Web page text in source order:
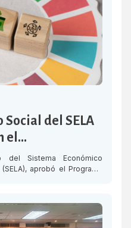
del SELA
el
políticas
y sostenibles
del Sistema Económico
aprobó el Programa
Económica,
y Desarrollo Social,
Sostenible (ODS)